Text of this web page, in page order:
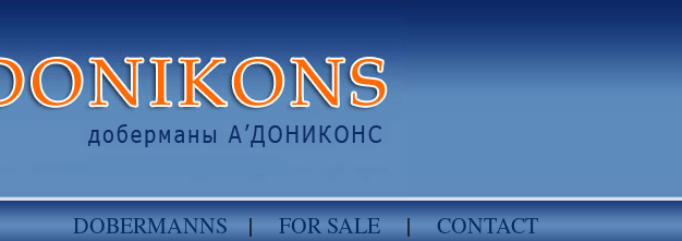
DOBERMANNS|FOR SALE|CONTACT